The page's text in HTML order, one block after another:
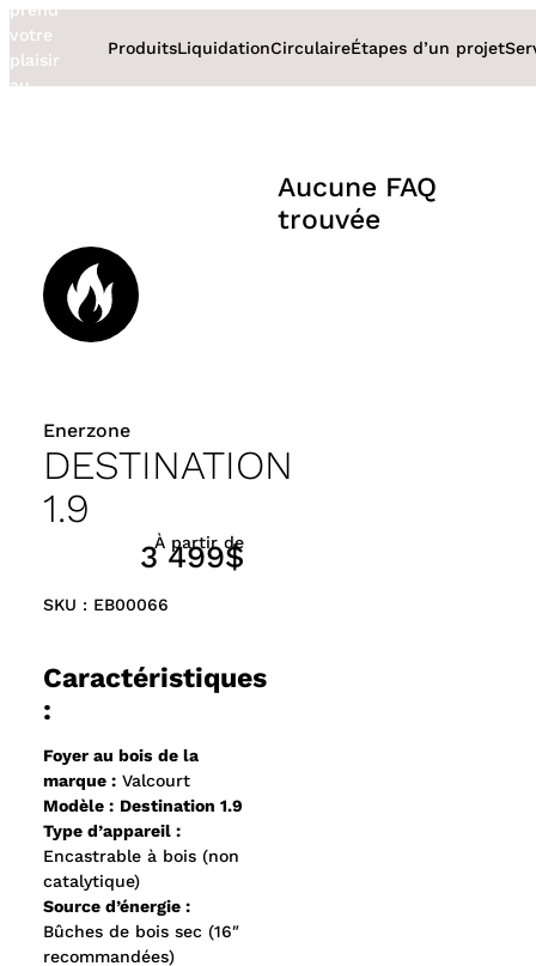
Aller
au
contenu
prend
votre
plaisir
au
ProduitsLiquidationCirculaireÉtapes d’un projet
Enerzone
DESTINATION
1.9
À partir de
3 499$
SKU : EB00066
Caractéristiques
:
Foyer au bois de la
marque : Valcourt
Modèle : Destination 1.9
Type d’appareil :
Encastrable à bois (non
catalytique)
Source d’énergie :
Bûches de bois sec (16″
recommandées)
Aucune FAQ
trouvée